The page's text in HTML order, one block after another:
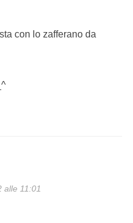
con lo zafferano da
alle 11:01